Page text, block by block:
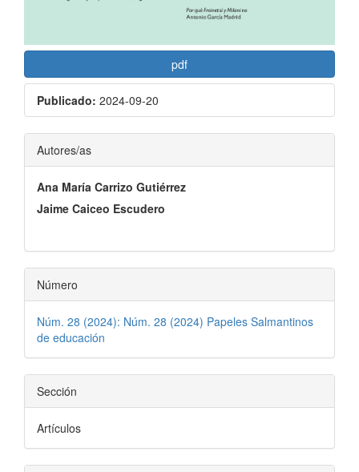
pdf
Publicado: 2024-09-20
Contenido
principal
del
artículo
Autores/as
Ana María Carrizo Gutiérrez
Jaime Caiceo Escudero
Número
Núm. 28 (2024): Núm. 28 (2024) Papeles Salmantinos
de educación
Sección
Artículos